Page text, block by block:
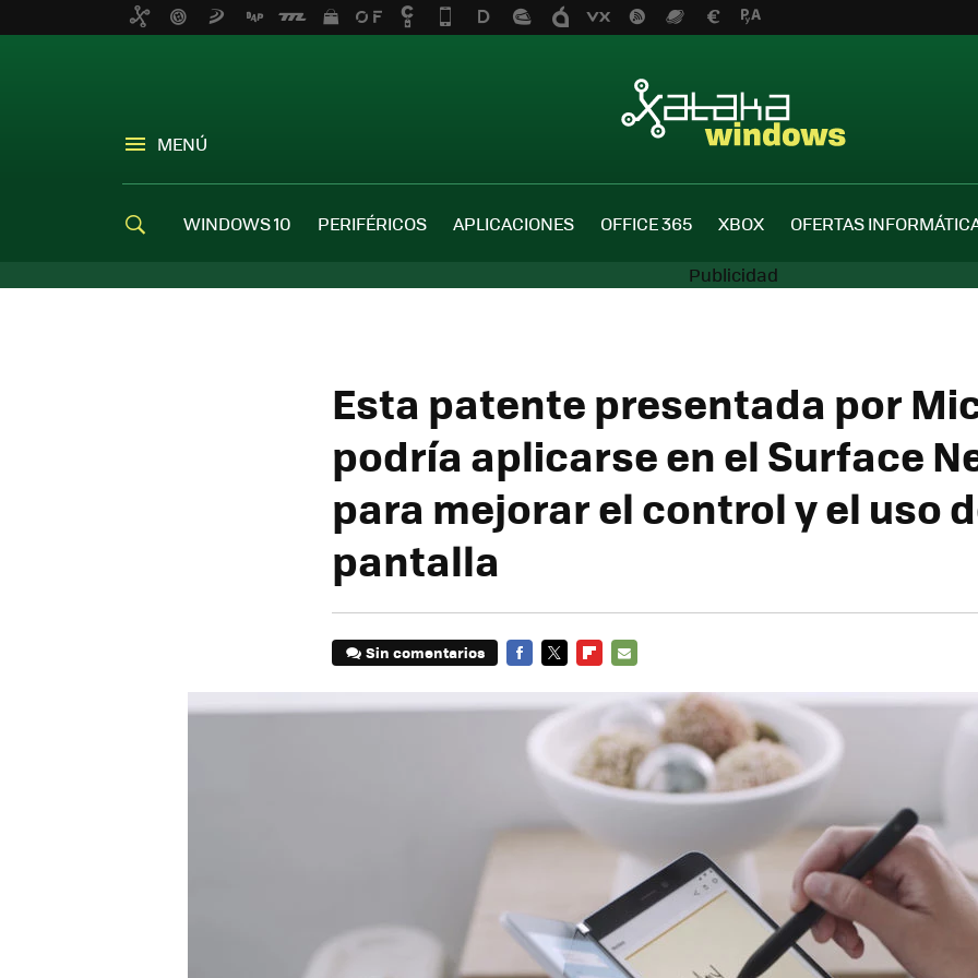
MENÚ
WINDOWS 10 PERIFÉRICOS APLICACIONES OFFICE 365 XBOX OFERTAS
Esta patente presentada por
podría aplicarse en el Surface
para mejorar el control y el uso
pantalla
Sin comentarios
MAIL